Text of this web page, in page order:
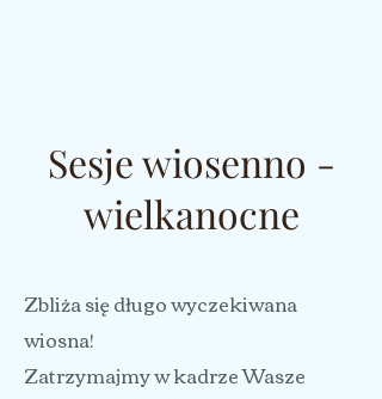
Sesje wiosenno -
wielkanocne
Zbliża się długo wyczekiwana
wiosna!
Zatrzymajmy w kadrze Wasze